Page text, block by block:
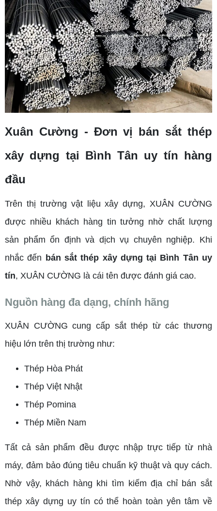
Xuân Cường - Đơn vị bán sắt thép
xây dựng tại Bình Tân uy tín hàng
đầu
Trên thị trường vật liệu xây dựng, XUÂN CƯỜNG
được nhiều khách hàng tin tưởng nhờ chất lượng
sản phẩm ổn định và dịch vụ chuyên nghiệp. Khi
nhắc đến bán sắt thép xây dựng tại Bình Tân uy
tín, XUÂN CƯỜNG là cái tên được đánh giá cao.
Nguồn hàng đa dạng, chính hãng
XUÂN CƯỜNG cung cấp sắt thép từ các thương
hiệu lớn trên thị trường như:
Thép Hòa Phát
Thép Việt Nhật
Thép Pomina
Thép Miền Nam
Tất cả sản phẩm đều được nhập trực tiếp từ nhà
máy, đảm bảo đúng tiêu chuẩn kỹ thuật và quy cách.
Nhờ vậy, khách hàng khi tìm kiếm địa chỉ bán sắt
thép xây dựng uy tín có thể hoàn toàn yên tâm về